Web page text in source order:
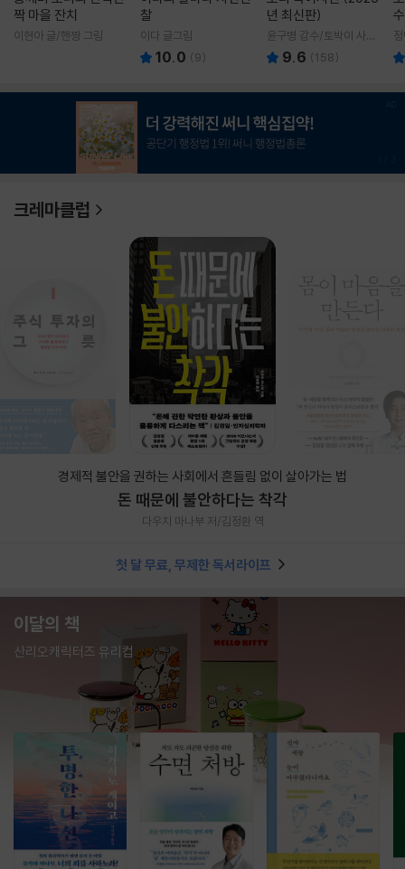
짝 마을 잔치
이현아 글/핸짱 그림
찰
이다 글그림
10.0 (9)
년 최신판)
윤구병 감수/토박이 사전
편찬실 편
9.6 (158)
크레마클럽
경제적 불안을 권하는 사회에서 흔들림 없이 살아가는 법
돈 때문에 불안하다는 착각
다우치 마나부 저/김정환 역
첫 달 무료, 무제한 독서라이프
이달의 책
산리오캐릭터즈 유리컵